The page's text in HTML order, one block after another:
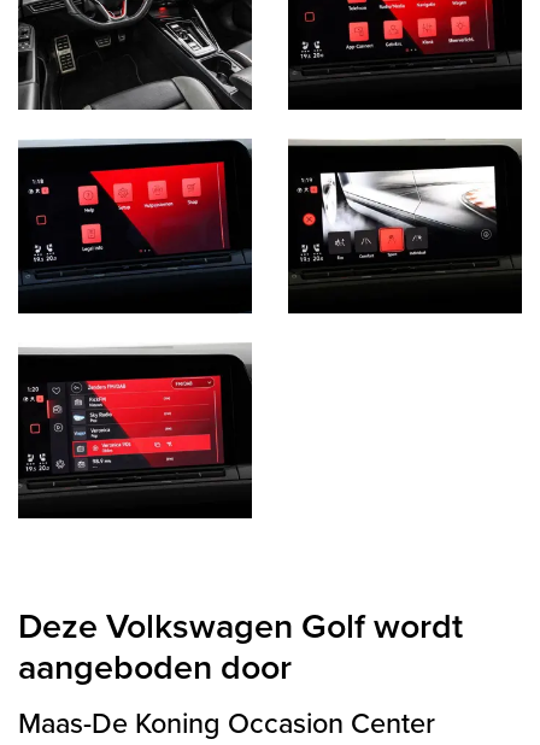
Deze Volkswagen Golf wordt
aangeboden door
Maas-De Koning Occasion Center